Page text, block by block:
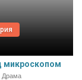
микроскопом
Драма